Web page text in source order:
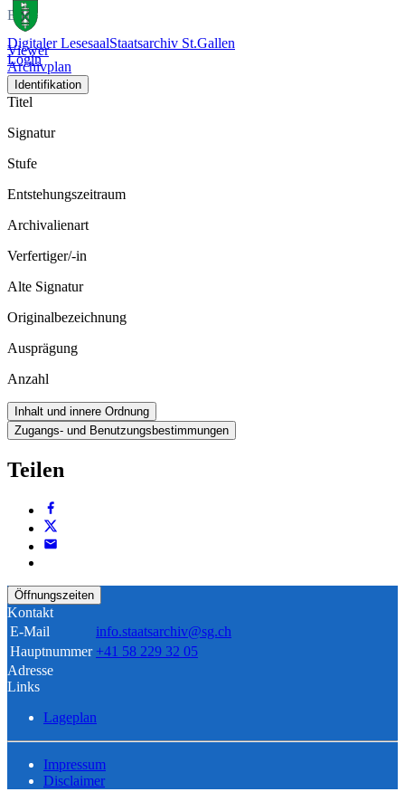
Digitaler LesesaalStaatsarchiv St.Gallen
Login
Bild
Viewer
Archivplan
Identifikation
Titel
Signatur
Stufe
Entstehungszeitraum
Archivalienart
Verfertiger/-in
Alte Signatur
Originalbezeichnung
Ausprägung
Anzahl
Inhalt und innere Ordnung
Zugangs- und Benutzungsbestimmungen
Teilen
Öffnungszeiten
Kontakt
E-Mail
info.staatsarchiv@sg.ch
Hauptnummer +41 58 229 32 05
Adresse
Links
Lageplan
Impressum
Disclaimer